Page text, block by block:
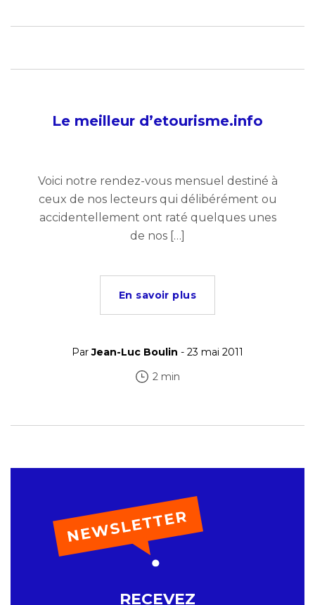
Le meilleur d’etourisme.info
Voici notre rendez-vous mensuel destiné à
ceux de nos lecteurs qui délibérément ou
accidentellement ont raté quelques unes
de nos […]
En savoir plus
ParJean-Luc Boulin - 23 mai 2011
2 min
RECEVEZ